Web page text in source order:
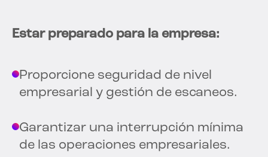
Estar preparado para la empresa:
Proporcione seguridad de nivel
empresarial y gestión de escaneos.
Garantizar una interrupción mínima
de las operaciones empresariales.